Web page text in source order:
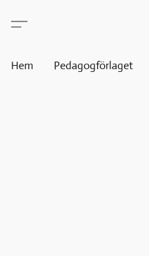
Hem Pedagogförlaget